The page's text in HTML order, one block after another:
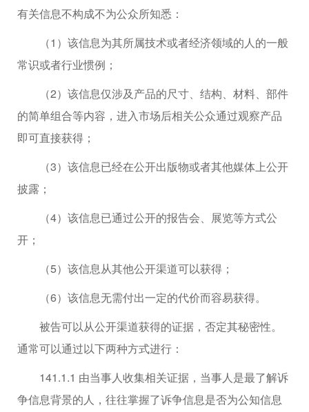
有关信息不构成不为公众所知悉：
（1）该信息为其所属技术或者经济领域的人的一般
常识或者行业惯例；
（2）该信息仅涉及产品的尺寸、结构、材料、部件
的简单组合等内容，进入市场后相关公众通过观察产品
即可直接获得；
（3）该信息已经在公开出版物或者其他媒体上公开
披露；
（4）该信息已通过公开的报告会、展览等方式公
开；
（5）该信息从其他公开渠道可以获得；
（6）该信息无需付出一定的代价而容易获得。
被告可以从公开渠道获得的证据，否定其秘密性。
通常可以通过以下两种方式进行：
141.1.1 由当事人收集相关证据，当事人是最了解诉
争信息背景的人，往往掌握了诉争信息是否为公知信息